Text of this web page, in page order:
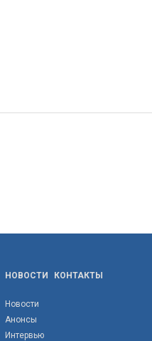
НОВОСТИ
Новости
Анонсы
Интервью
КОНТАКТЫ